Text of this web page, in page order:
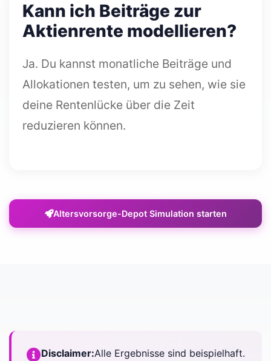
Kann ich Beiträge zur
Aktienrente modellieren?
Ja. Du kannst monatliche Beiträge und
Allokationen testen, um zu sehen, wie sie
deine Rentenlücke über die Zeit
reduzieren können.
Altersvorsorge-Depot Simulation starten
Disclaimer:Alle Ergebnisse sind beispielhaft.